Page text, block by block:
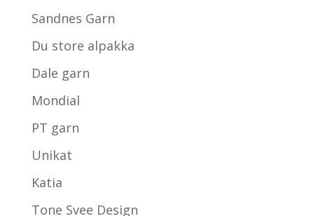
Sandnes Garn
Du store alpakka
Dale garn
Mondial
PT garn
Unikat
Katia
Tone Svee Design